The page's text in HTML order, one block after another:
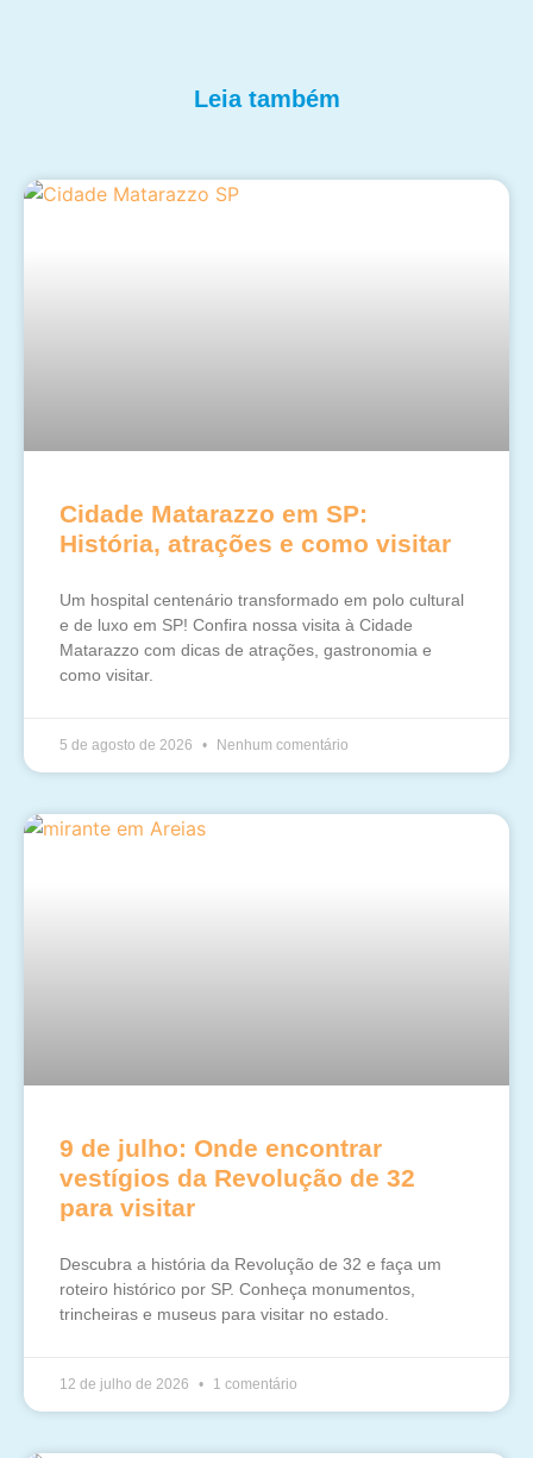
Leia também
Cidade Matarazzo em SP:
História, atrações e como visitar
Um hospital centenário transformado em polo cultural
e de luxo em SP! Confira nossa visita à Cidade
Matarazzo com dicas de atrações, gastronomia e
como visitar.
5 de agosto de 2026 Nenhum comentário
9 de julho: Onde encontrar
vestígios da Revolução de 32
para visitar
Descubra a história da Revolução de 32 e faça um
roteiro histórico por SP. Conheça monumentos,
trincheiras e museus para visitar no estado.
12 de julho de 2026 1 comentário